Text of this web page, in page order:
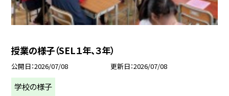
授業の様子（SEL１年、３年）
公開日 2026/07/08 更新日 2026/07/08
学校の様子